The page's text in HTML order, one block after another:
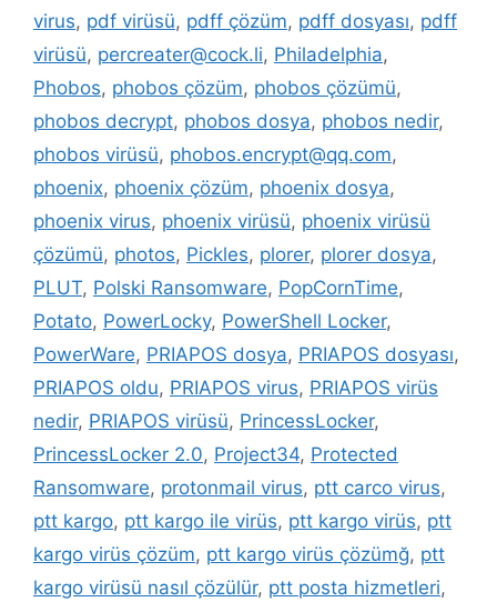
virus, pdf virüsü, pdff çözüm, pdff dosyası, pdff
virüsü, percreater@cock.li, Philadelphia,
Phobos, phobos çözüm, phobos çözümü,
phobos decrypt, phobos dosya, phobos nedir,
phobos virüsü, phobos.encrypt@qq.com,
phoenix, phoenix çözüm, phoenix dosya,
phoenix virus, phoenix virüsü, phoenix virüsü
çözümü, photos, Pickles, plorer, plorer dosya,
PLUT, Polski Ransomware, PopCornTime,
Potato, PowerLocky, PowerShell Locker,
PowerWare, PRIAPOS dosya, PRIAPOS dosyası,
PRIAPOS oldu, PRIAPOS virus, PRIAPOS virüs
nedir, PRIAPOS virüsü, PrincessLocker,
PrincessLocker 2.0, Project34, Protected
Ransomware, protonmail virus, ptt carco virus,
ptt kargo, ptt kargo ile virüs, ptt kargo virüs, ptt
kargo virüs çözüm, ptt kargo virüs çözümğ, ptt
kargo virüsü nasıl çözülür, ptt posta hizmetleri,